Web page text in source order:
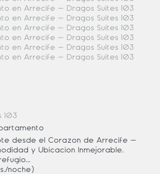
103
desde el Corazón de Arrecife –
y Ubicación Inmejorable.
noche)